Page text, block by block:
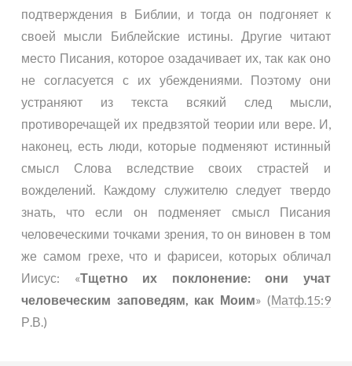
подтверждения в Библии, и тогда он подгоняет к
своей мысли Библейские истины. Другие читают
место Писания, которое озадачивает их, так как оно
не согласуется с их убеждениями. Поэтому они
устраняют из текста всякий след мысли,
противоречащей их предвзятой теории или вере. И,
наконец, есть люди, которые подменяют истинный
смысл Слова вследствие своих страстей и
вожделений. Каждому служителю следует твердо
знать, что если он подменяет смысл Писания
человеческими точками зрения, то он виновен в том
же самом грехе, что и фарисеи, которых обличал
Иисус: «Тщетно их поклонение: они учат
человеческим заповедям, как Моим» (Матф.15:9
Р.В.)